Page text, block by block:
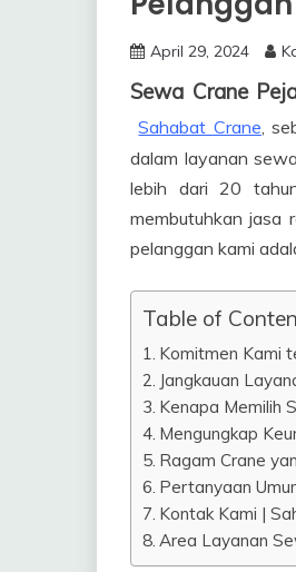
April 29, 2024
Sewa Crane
Sahabat Crane,
dalam layanan
lebih dari 20
membutuhkan jasa
pelanggan kami
Table of
Komitmen Kami
Jangkauan
Kenapa Memilih
Mengungkap
Ragam Crane
Pertanyaan
Kontak Kami |
Area Layanan